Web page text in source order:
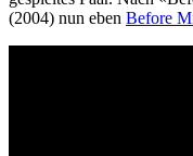
(2004) nun eben Before